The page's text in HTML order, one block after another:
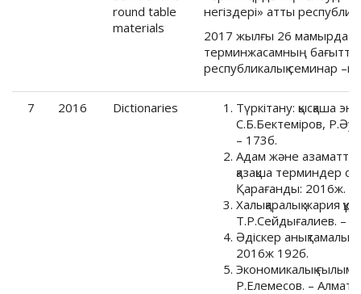
round table
materials
негіздері» атты
2017 жылғы 26 мамырда
терминжасамның
республикалық семинар
7 2016 Dictionaries
Түркітану: қысқаша
С.Б.Бектеміров,
– 173б.
Адам және
қазақша терминдер
Қарағанды: 2016ж.
Халықаралық жария
Т.Р.Сейдығалиев. –
Әдіскер
2016ж 192б.
Экономикалық
Р.Елемесов. –